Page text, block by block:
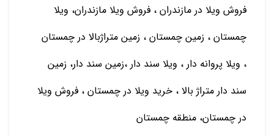
فروش ویلا در مازندران ، فروش ویلا مازندران، ویلا
چمستان ، زمین چمستان ، زمین متراژبالا در چمستان
، ویلا پروانه دار ، ویلا سند دار ،زمین سند دار، زمین
سند دار متراژ بالا ، خرید ویلا در چمستان ، فروش ویلا
در چمستان، منطقه چمستان